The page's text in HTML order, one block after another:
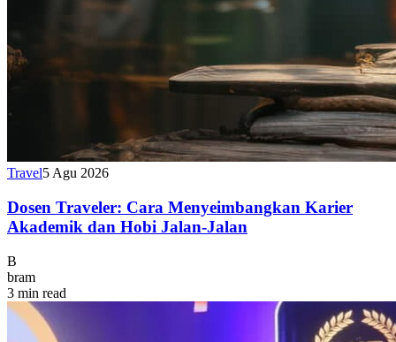
Travel5 Agu 2026
Dosen Traveler: Cara Menyeimbangkan Karier
Akademik dan Hobi Jalan-Jalan
B
bram
3 min read